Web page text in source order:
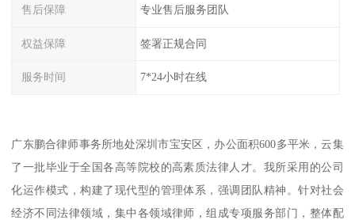
售后保障 专业售后服务团队
权益保障 签署正规合同
服务时间 7*24小时在线
广东鹏合律师事务所地处深圳市宝安区，办公面积600多平米，云集
了一批毕业于全国各高等院校的高素质法律人才。我所采用的公司
化运作模式，构建了现代型的管理体系，强调团队精神。针对社会
经济不同法律领域，集中各领域律师，组成专项服务部门，整体配